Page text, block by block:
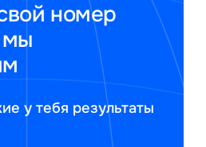
номер
мы
у тебя результаты